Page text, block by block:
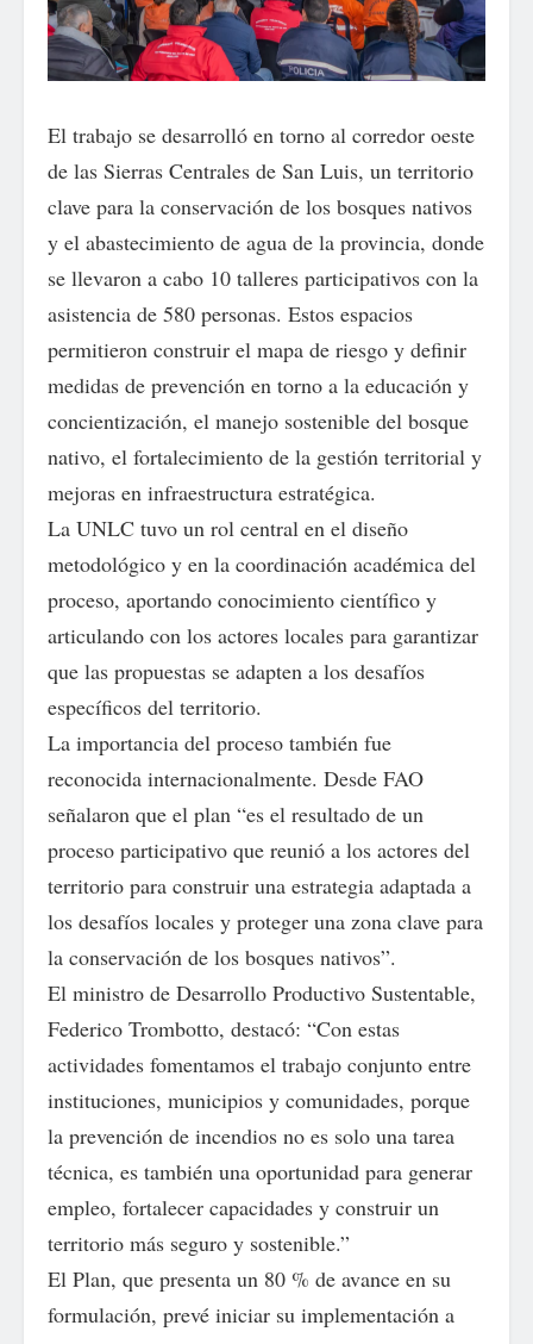
El trabajo se desarrolló en torno al corredor oeste
de las Sierras Centrales de San Luis, un territorio
clave para la conservación de los bosques nativos
y el abastecimiento de agua de la provincia, donde
se llevaron a cabo 10 talleres participativos con la
asistencia de 580 personas. Estos espacios
permitieron construir el mapa de riesgo y definir
medidas de prevención en torno a la educación y
concientización, el manejo sostenible del bosque
nativo, el fortalecimiento de la gestión territorial y
mejoras en infraestructura estratégica.
La UNLC tuvo un rol central en el diseño
metodológico y en la coordinación académica del
proceso, aportando conocimiento científico y
articulando con los actores locales para garantizar
que las propuestas se adapten a los desafíos
específicos del territorio.
La importancia del proceso también fue
reconocida internacionalmente. Desde FAO
señalaron que el plan “es el resultado de un
proceso participativo que reunió a los actores del
territorio para construir una estrategia adaptada a
los desafíos locales y proteger una zona clave para
la conservación de los bosques nativos”.
El ministro de Desarrollo Productivo Sustentable,
Federico Trombotto, destacó: “Con estas
actividades fomentamos el trabajo conjunto entre
instituciones, municipios y comunidades, porque
la prevención de incendios no es solo una tarea
técnica, es también una oportunidad para generar
empleo, fortalecer capacidades y construir un
territorio más seguro y sostenible.”
El Plan, que presenta un 80 % de avance en su
formulación, prevé iniciar su implementación a